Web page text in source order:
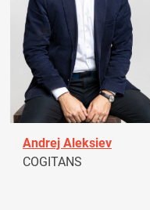
Andrej Aleksiev
COGITANS